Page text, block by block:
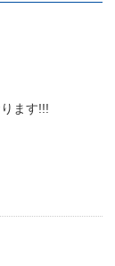
ます!!!